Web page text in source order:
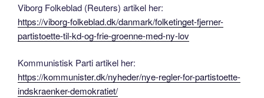
Viborg Folkeblad (Reuters) artikel her:
https://viborg-folkeblad.dk/danmark/folketinget-fjerner-
partistoette-til-kd-og-frie-groenne-med-ny-lov
Kommunistisk Parti artikel her:
https://kommunister.dk/nyheder/nye-regler-for-partistoette-
indskraenker-demokratiet/